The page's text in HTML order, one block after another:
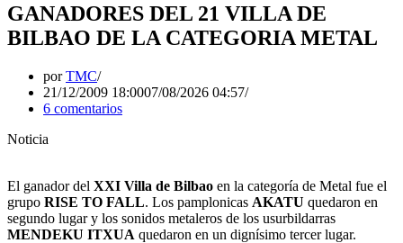
GANADORES DEL 21 VILLA DE
BILBAO DE LA CATEGORIA METAL
porTMC
21/12/2009 18:0007/08/2026 04:57
6 comentarios
Noticia
El ganador del XXI Villa de Bilbao en la categoría de Metal fue el
grupo RISE TO FALL. Los pamplonicas AKATU quedaron en
segundo lugar y los sonidos metaleros de los usurbildarras
MENDEKU ITXUA quedaron en un dignísimo tercer lugar.